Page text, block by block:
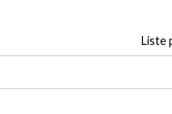
Liste